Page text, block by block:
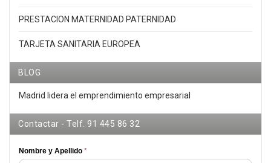
PRESTACION MATERNIDAD PATERNIDAD
TARJETA SANITARIA EUROPEA
BLOG
Madrid lidera el emprendimiento empresarial
Contactar - Telf. 91 445 86 32
Nombre y Apellido *